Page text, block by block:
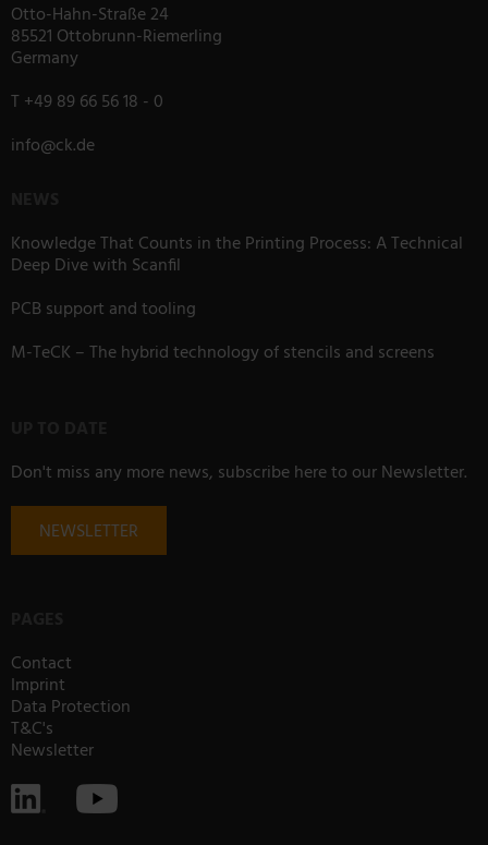
Otto-Hahn-Straße 24
85521 Ottobrunn-Riemerling
Germany
T +49 89 66 56 18 - 0
info@ck.de
Knowledge That Counts in the Printing Process: A Technical
Deep Dive with Scanfil
PCB support and tooling
M-TeCK – The hybrid technology of stencils and screens
Don't miss any more news, subscribe here to our Newsletter.
NEWSLETTER
Contact
Imprint
Data Protection
T&C's
Newsletter